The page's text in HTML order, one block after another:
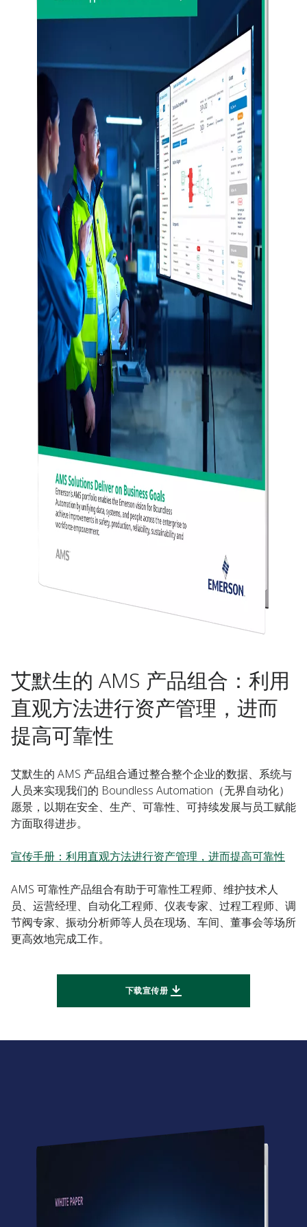
艾默生的 AMS 产品组合：利用
直观方法进行资产管理，进而
提高可靠性
艾默生的 AMS 产品组合通过整合整个企业的数据、系统与
人员来实现我们的 Boundless Automation（无界自动化）
愿景，以期在安全、生产、可靠性、可持续发展与员工赋能
方面取得进步。
宣传手册：利用直观方法进行资产管理，进而提高可靠性
AMS 可靠性产品组合有助于可靠性工程师、维护技术人
员、运营经理、自动化工程师、仪表专家、过程工程师、调
节阀专家、振动分析师等人员在现场、车间、董事会等场所
更高效地完成工作。
下载宣传册